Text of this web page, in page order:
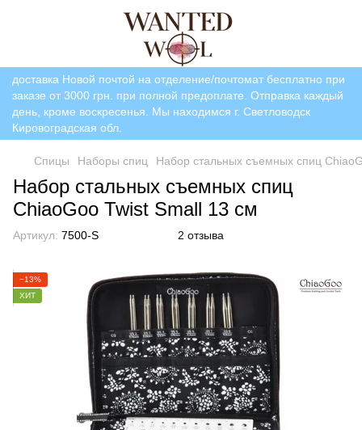
доставка Новой почтой на отделение/почтомат бесплатно при
заказе от 3000 грн. при полной предоплате. Отправка каждый
день, кроме воскресенья. Мы находимся г. Светловодск
Кировоградская обл.
Спицы Наборы спиц Набор стальных съемных спиц
Набор стальных съемных спиц
ChiaoGoo Twist Small 13 см
Артикул: 7500-S 2 отзыва
−13%
ХИТ